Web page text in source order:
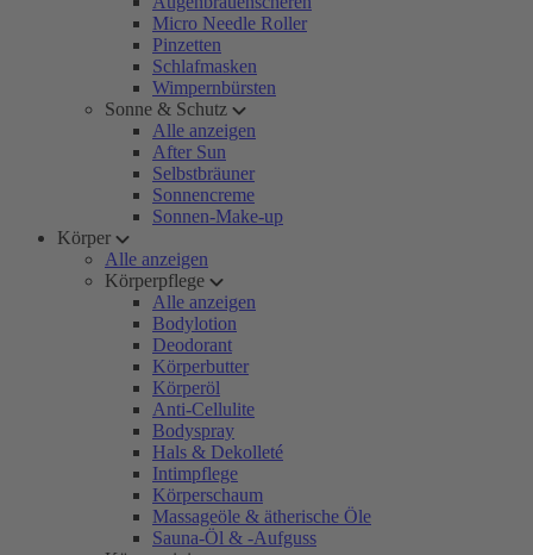
Micro Needle Roller
Pinzetten
Schlafmasken
Wimpernbürsten
Sonne & Schutz
Alle anzeigen
After Sun
Selbstbräuner
Sonnencreme
Sonnen-Make-up
Körper
Alle anzeigen
Körperpflege
Alle anzeigen
Bodylotion
Deodorant
Körperbutter
Körperöl
Anti-Cellulite
Bodyspray
Hals & Dekolleté
Intimpflege
Körperschaum
Massageöle & ätherische Öle
Sauna-Öl & -Aufguss